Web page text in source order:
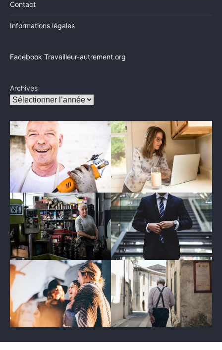
Contact
Informations légales
Facebook Travailleur-autrement.org
Archives